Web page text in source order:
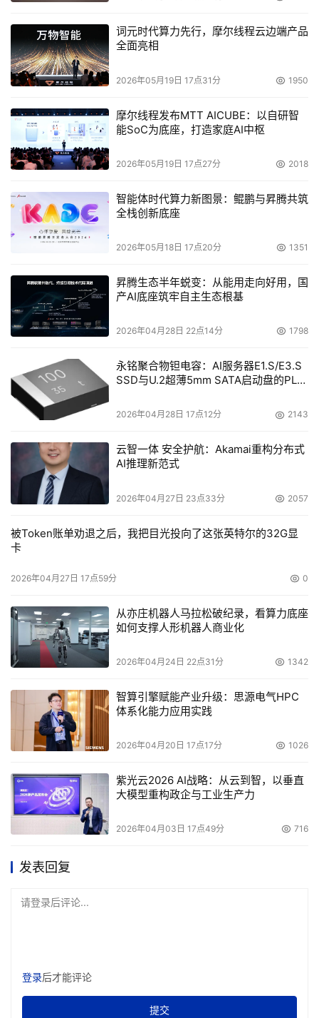
词元时代算力先行，摩尔线程云边端产品
全面亮相
2026年05月19日 17点31分 1950
摩尔线程发布MTT AICUBE：以自研智
能SoC为底座，打造家庭AI中枢
2026年05月19日 17点27分 2018
智能体时代算力新图景：鲲鹏与昇腾共筑
全栈创新底座
2026年05月18日 17点20分 1351
昇腾生态半年蜕变：从能用走向好用，国
产AI底座筑牢自主生态根基
2026年04月28日 22点14分 1798
永铭聚合物钽电容：AI服务器E1.S/E3.S
SSD与U.2超薄5mm SATA启动盘的PLP
2026年04月28日 17点12分 2143
云智一体 安全护航：Akamai重构分布式
AI推理新范式
2026年04月27日 23点33分 2057
被Token账单劝退之后，我把目光投向了这张英特尔的32G显
卡
2026年04月27日 17点59分 0
从亦庄机器人马拉松破纪录，看算力底座
如何支撑人形机器人商业化
2026年04月24日 22点31分 1342
智算引擎赋能产业升级：思源电气HPC
体系化能力应用实践
2026年04月20日 17点17分 1026
紫光云2026 AI战略：从云到智，以垂直
大模型重构政企与工业生产力
2026年04月03日 17点49分 716
发表回复
请登录后评论...
登录后才能评论
提交